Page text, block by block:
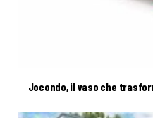
Jocondo, il vaso che